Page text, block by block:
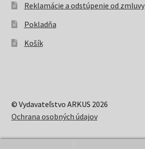
Reklamácie a odstúpenie od zmluvy
Pokladňa
Košík
© Vydavateľstvo ARKUS 2026
Ochrana osobných údajov